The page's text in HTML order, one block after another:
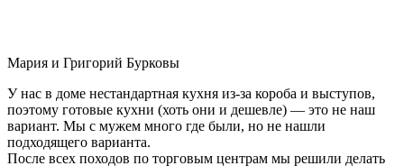
Мария и Григорий Бурковы
У нас в доме нестандартная кухня из-за короба и выступов,
поэтому готовые кухни (хоть они и дешевле) — это не наш
вариант. Мы с мужем много где были, но не нашли
подходящего варианта.
После всех походов по торговым центрам мы решили делать